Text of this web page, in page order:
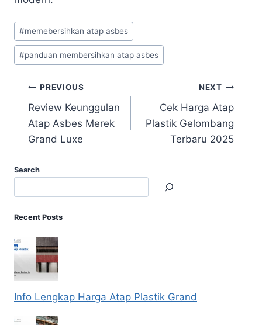
#memebersihkan atap asbes
#panduan membersihkan atap asbes
PREVIOUS
Review Keunggulan
Atap Asbes Merek
Grand Luxe
NEXT
Cek Harga Atap
Plastik Gelombang
Terbaru 2025
Search
Recent Posts
Info Lengkap Harga Atap Plastik Grand